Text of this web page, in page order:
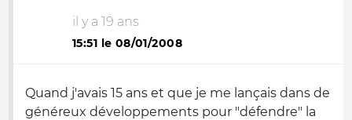
il y a 19 ans
15:51 le 08/01/2008
Quand j'avais 15 ans et que je me lançais dans de
généreux développements pour "défendre" la